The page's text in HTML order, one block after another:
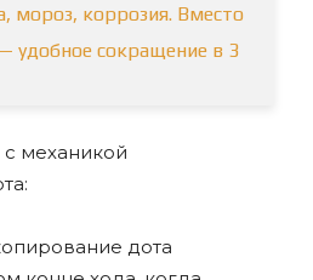
мороз, коррозия. Вместо
— удобное сокращение в 3
механикой
дота